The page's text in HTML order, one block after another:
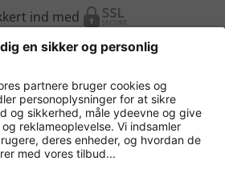
ind med